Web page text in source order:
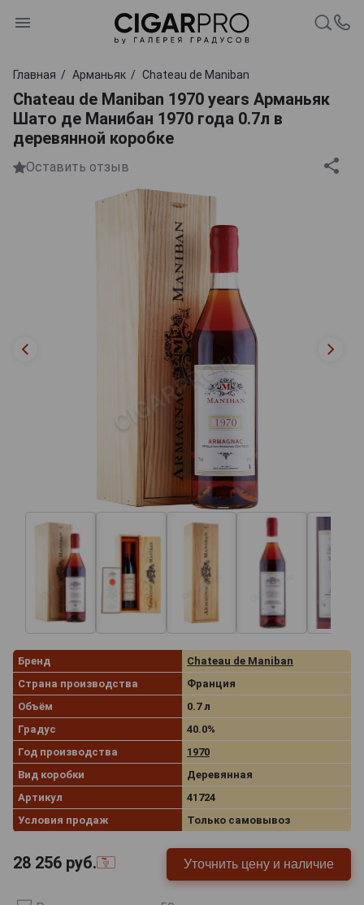
Главная Арманьяк Chateau de Maniban
Chateau de Maniban 1970 years Арманьяк
Шато де Манибан 1970 года 0.7л в
деревянной коробке
Оставить отзыв
Бренд
Chateau de Maniban
Страна производства
Франция
Объём
0.7 л
Градус
40.0%
Год производства
1970
Вид коробки
Деревянная
Артикул
41724
Условия продаж
Только самовывоз
28 256 руб. Уточнить цену и наличие